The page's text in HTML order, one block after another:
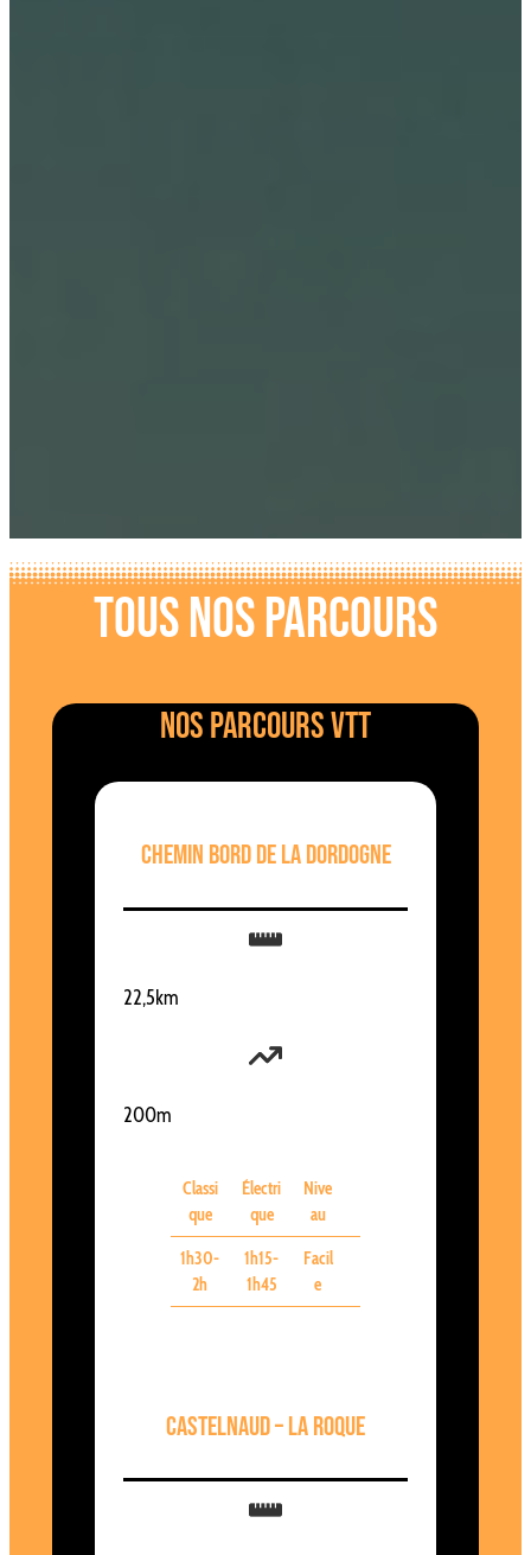
Tous nos parcours
Nos parcours VTT
Chemin bord de la dordogne
22,5km
200m
Classi
que
Électri
que
Nive
au
1h30-
2h
1h15-
1h45
Facil
e
Castelnaud – LA Roque